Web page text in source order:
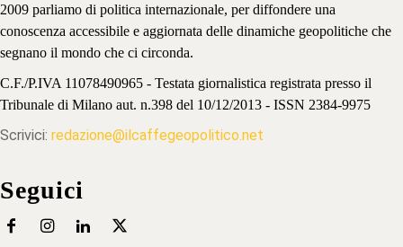
2009 parliamo di politica internazionale, per diffondere una
conoscenza accessibile e aggiornata delle dinamiche geopolitiche che
segnano il mondo che ci circonda.
C.F./P.IVA 11078490965 - Testata giornalistica registrata presso il
Tribunale di Milano aut. n.398 del 10/12/2013 - ISSN 2384-9975
Scrivici: redazione@ilcaffegeopolitico.net
Seguici